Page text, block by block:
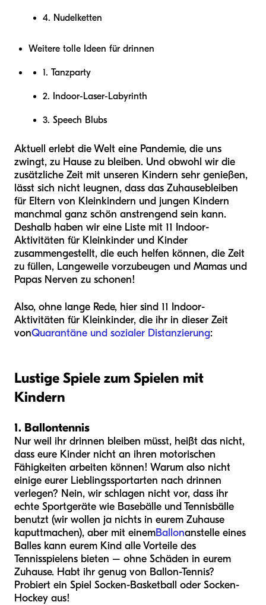
4. Nudelketten
Weitere tolle Ideen für drinnen
1. Tanzparty
2. Indoor-Laser-Labyrinth
3. Speech Blubs
Aktuell erlebt die Welt eine Pandemie, die uns
zwingt, zu Hause zu bleiben. Und obwohl wir die
zusätzliche Zeit mit unseren Kindern sehr genießen,
lässt sich nicht leugnen, dass das Zuhausebleiben
für Eltern von Kleinkindern und jungen Kindern
manchmal ganz schön anstrengend sein kann.
Deshalb haben wir eine Liste mit 11 Indoor-
Aktivitäten für Kleinkinder und Kinder
zusammengestellt, die euch helfen können, die Zeit
zu füllen, Langeweile vorzubeugen und Mamas und
Papas Nerven zu schonen!
Also, ohne lange Rede, hier sind 11 Indoor-
Aktivitäten für Kleinkinder, die ihr in dieser Zeit
vonQuarantäne und sozialer Distanzierung:
Lustige Spiele zum Spielen mit
Kindern
1. Ballontennis
Nur weil ihr drinnen bleiben müsst, heißt das nicht,
dass eure Kinder nicht an ihren motorischen
Fähigkeiten arbeiten können! Warum also nicht
einige eurer Lieblingssportarten nach drinnen
verlegen? Nein, wir schlagen nicht vor, dass ihr
echte Sportgeräte wie Basebälle und Tennisbälle
benutzt (wir wollen ja nichts in eurem Zuhause
kaputtmachen), aber mit einemBallonanstelle eines
Balles kann eurem Kind alle Vorteile des
Tennisspielens bieten – ohne Schäden in eurem
Zuhause. Habt ihr genug von Ballon-Tennis?
Probiert ein Spiel Socken-Basketball oder Socken-
Hockey aus!